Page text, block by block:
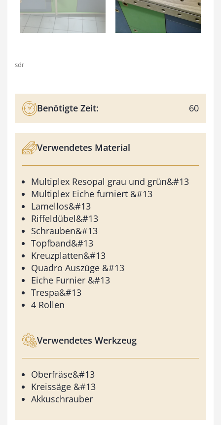
sdr
Benötigte Zeit: 60
Verwendetes Material
Multiplex Resopal grau und grün&#13
Multiplex Eiche furniert &#13
Lamellos&#13
Riffeldübel&#13
Schrauben&#13
Topfband&#13
Kreuzplatten&#13
Quadro Auszüge &#13
Eiche Furnier &#13
Trespa&#13
4 Rollen
Verwendetes Werkzeug
Oberfräse&#13
Kreissäge &#13
Akkuschrauber